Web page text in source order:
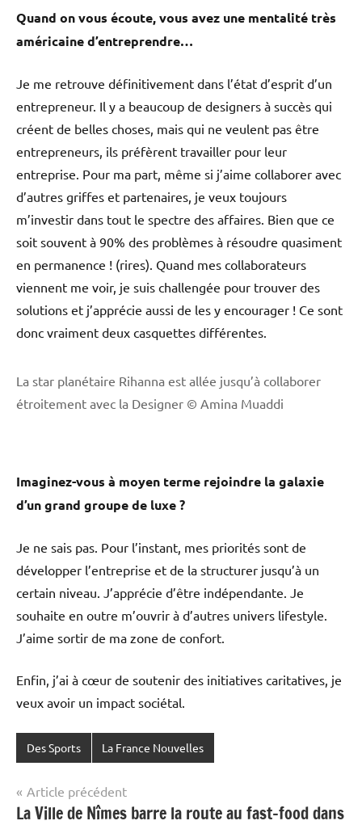
Quand on vous écoute, vous avez une mentalité très
américaine d’entreprendre…
Je me retrouve définitivement dans l’état d’esprit d’un
entrepreneur. Il y a beaucoup de designers à succès qui
créent de belles choses, mais qui ne veulent pas être
entrepreneurs, ils préfèrent travailler pour leur
entreprise. Pour ma part, même si j’aime collaborer avec
d’autres griffes et partenaires, je veux toujours
m’investir dans tout le spectre des affaires. Bien que ce
soit souvent à 90% des problèmes à résoudre quasiment
en permanence ! (rires). Quand mes collaborateurs
viennent me voir, je suis challengée pour trouver des
solutions et j’apprécie aussi de les y encourager ! Ce sont
donc vraiment deux casquettes différentes.
La star planétaire Rihanna est allée jusqu’à collaborer
étroitement avec la Designer © Amina Muaddi
Imaginez-vous à moyen terme rejoindre la galaxie
d’un grand groupe de luxe ?
Je ne sais pas. Pour l’instant, mes priorités sont de
développer l’entreprise et de la structurer jusqu’à un
certain niveau. J’apprécie d’être indépendante. Je
souhaite en outre m’ouvrir à d’autres univers lifestyle.
J’aime sortir de ma zone de confort.
Enfin, j’ai à cœur de soutenir des initiatives caritatives, je
veux avoir un impact sociétal.
Des Sports La France Nouvelles
Navigation
de
Article précédent
La Ville de Nîmes barre la route au fast-food dans